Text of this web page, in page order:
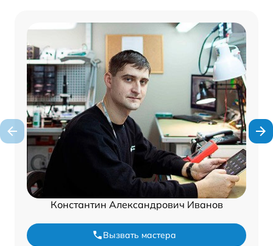
Константин Александрович Иванов
Вызвать мастера